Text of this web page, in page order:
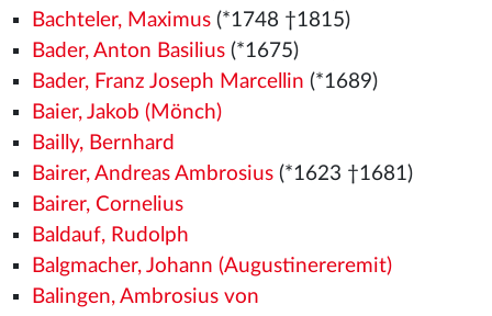
Bachteler, Maximus(*1748 †1815)
Bader, Anton Basilius(*1675)
Bader, Franz Joseph Marcellin (*1689)
Baier, Jakob (Mönch)
Bailly, Bernhard
Bairer, Andreas Ambrosius(*1623 †1681)
Bairer, Cornelius
Baldauf, Rudolph
Balgmacher, Johann (Augustinereremit)
Balingen, Ambrosius von